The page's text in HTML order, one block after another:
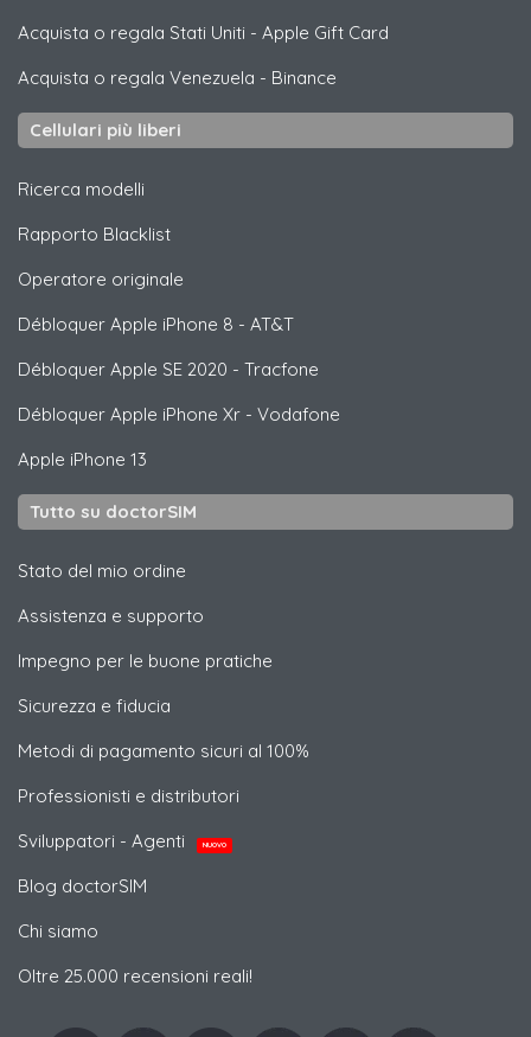
Acquista o regala Stati Uniti - Apple Gift Card
Acquista o regala Venezuela - Binance
Cellulari più liberi
Ricerca modelli
Rapporto Blacklist
Operatore originale
Débloquer Apple iPhone 8 - AT&T
Débloquer Apple SE 2020 - Tracfone
Débloquer Apple iPhone Xr - Vodafone
Apple iPhone 13
Tutto su doctorSIM
Stato del mio ordine
Assistenza e supporto
Impegno per le buone pratiche
Sicurezza e fiducia
Metodi di pagamento sicuri al 100%
Professionisti e distributori
Sviluppatori - Agenti
NUOVO
Blog doctorSIM
Chi siamo
Oltre 25.000 recensioni reali!